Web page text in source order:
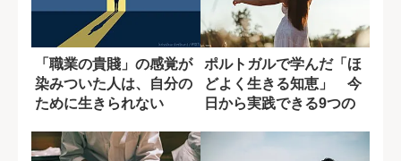
「職業の貴賤」の感覚が
染みついた人は、自分の
ために生きられない
ポルトガルで学んだ「ほ
どよく生きる知恵」 今
日から実践できる9つの